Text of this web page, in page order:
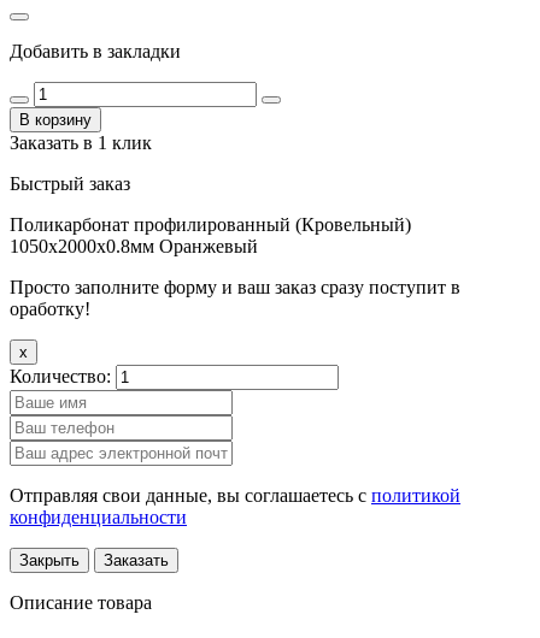
Добавить в закладки
В корзину
Заказать в 1 клик
Быстрый заказ
Поликарбонат профилированный (Кровельный)
1050х2000х0.8мм Оранжевый
Просто заполните форму и ваш заказ сразу поступит в
оработку!
x
Количество:
Отправляя свои данные, вы соглашаетесь с политикой
конфиденциальности
Закрыть Заказать
Описание товара